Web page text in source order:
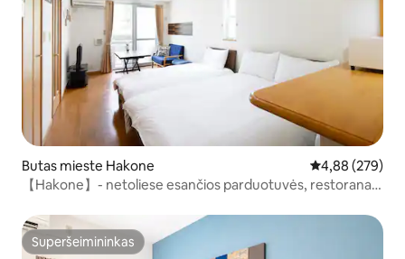
Butas mieste Hakone Vidutinis
4,88 (279)
【Hakone】- netoliese esančios parduotuvės, restoranai.
Superšeimininkas
Superšeimininkas